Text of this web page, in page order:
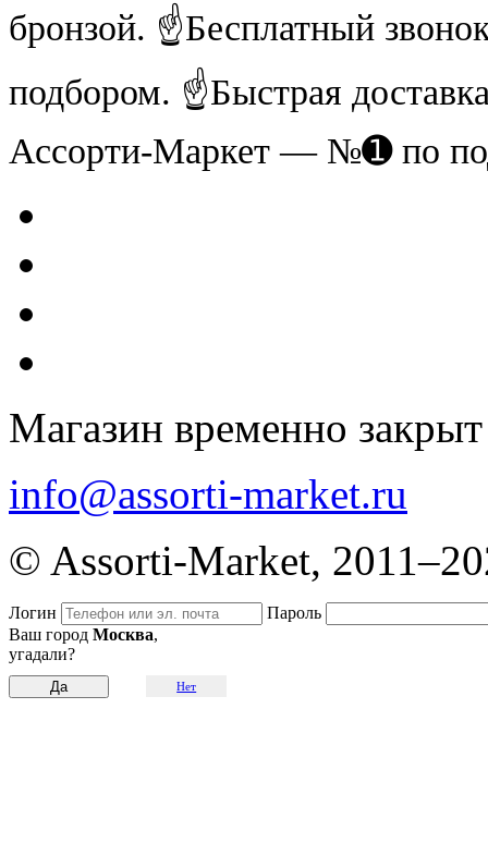
бронзой. ☝Бесплатный
подбором. ☝Быстрая
Ассорти-Маркет — №➊ по
Магазин временно закрыт
info@assorti-market.ru
© Assorti-Market,
Логин
Пароль
Ваш город Москва,
угадали?
Нет